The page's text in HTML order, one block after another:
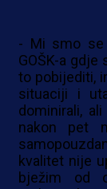
- Mi smo se
GOŠK-a
to pobijediti,
situaciji i
dominirali,
nakon pet
kvalitet nije
bježim od